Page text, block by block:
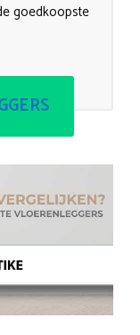
goedkoopste